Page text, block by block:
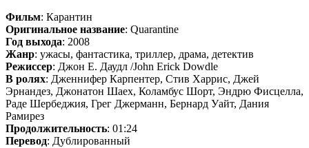
Фильм: Карантин
Оригинальное название: Quarantine
Год выхода: 2008
Жанр: ужасы, фантастика, триллер, драма, детектив
Режиссер: Джон Е. Даудл /John Erick Dowdle
В ролях: Дженнифер Карпентер, Стив Харрис, Джей
Эрнандез, Джонатон Шаех, Коламбус Шорт, Эндрю Фисцелла,
Раде Шербеджия, Грег Джерманн, Бернард Уайт, Дания
Рамирез
Продолжительность: 01:24
Перевод: Дублированный